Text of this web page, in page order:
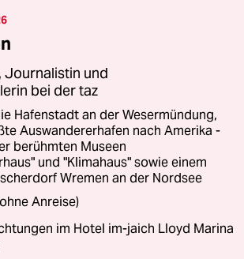
Journalistin und
bei der taz
Hafenstadt an der Wesermündung,
Auswandererhafen nach Amerika -
berühmten Museen
und "Klimahaus" sowie einem
Wremen an der Nordsee
Anreise)
im Hotel im-jaich Lloyd Marina